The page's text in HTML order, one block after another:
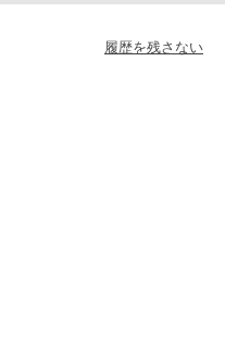
履歴を残さない